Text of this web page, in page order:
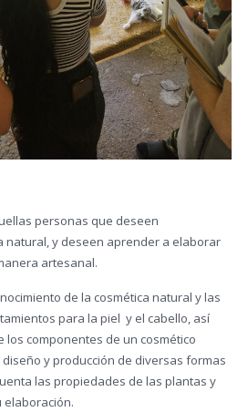
personas que deseen
natural, y deseen aprender a elaborar
artesanal.
de la cosmética natural y las
para la piel y el cabello, así
los componentes de un cosmético
y producción de diversas formas
las propiedades de las plantas y
elaboración.